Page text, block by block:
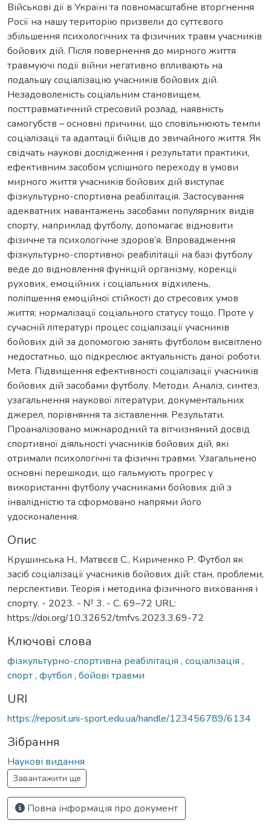
Військові дії в Україні та повномасштабне вторгнення
Росії на нашу територію призвели до суттєвого
збільшення психологічних та фізичних травм учасників
бойових дій. Після повернення до мирного життя
травмуючі події війни негативно впливають на
подальшу соціалізацію учасників бойових дій.
Незадоволеність соціальним становищем,
посттравматичний стресовий розлад, наявність
самогубств – основні причини, що сповільнюють темпи
соціалізації та адаптації бійців до звичайного життя. Як
свідчать наукові дослідження і результати практики,
ефективним засобом успішного переходу в умови
мирного життя учасників бойових дій виступає
фізкультурно-спортивна реабілітація. Застосування
адекватних навантажень засобами популярних видів
спорту, наприклад футболу, допомагає відновити
фізичне та психологічне здоров’я. Впровадження
фізкультурно-спортивної реабілітації на базі футболу
веде до відновлення функцій організму, корекції
рухових, емоційних і соціальних відхилень,
поліпшення емоційної стійкості до стресових умов
життя; нормалізації соціального статусу тощо. Проте у
сучасній літературі процес соціалізації учасників
бойових дій за допомогою занять футболом висвітлено
недостатньо, що підкреслює актуальність даної роботи.
Мета. Підвищення ефективності соціалізації учасників
бойових дій засобами футболу. Методи. Аналіз, синтез,
узагальнення наукової літератури, документальних
джерел, порівняння та зіставлення. Результати.
Проаналізовано міжнародний та вітчизняний досвід
спортивної діяльності учасників бойових дій, які
отримали психологічні та фізичні травми. Узагальнено
основні перешкоди, що гальмують прогрес у
використанні футболу учасниками бойових дій з
інвалідністю та сформовано напрями його
удосконалення.
Опис
Крушинська Н., Матвєєв С., Кириченко Р. Футбол як
засіб соціалізації учасників бойових дій: стан, проблеми,
перспективи. Теорія і методика фізичного виховання і
спорту. - 2023. - № 3. - С. 69–72 URL:
https://doi.org/10.32652/tmfvs.2023.3.69-72
Ключові слова
фізкультурно-спортивна реабілітація , соціалізація ,
спорт, футбол , бойові травми
URI
https://reposit.uni-sport.edu.ua/handle/123456789/6134
Зібрання
Наукові видання
Завантажити ще
Повна інформація про документ